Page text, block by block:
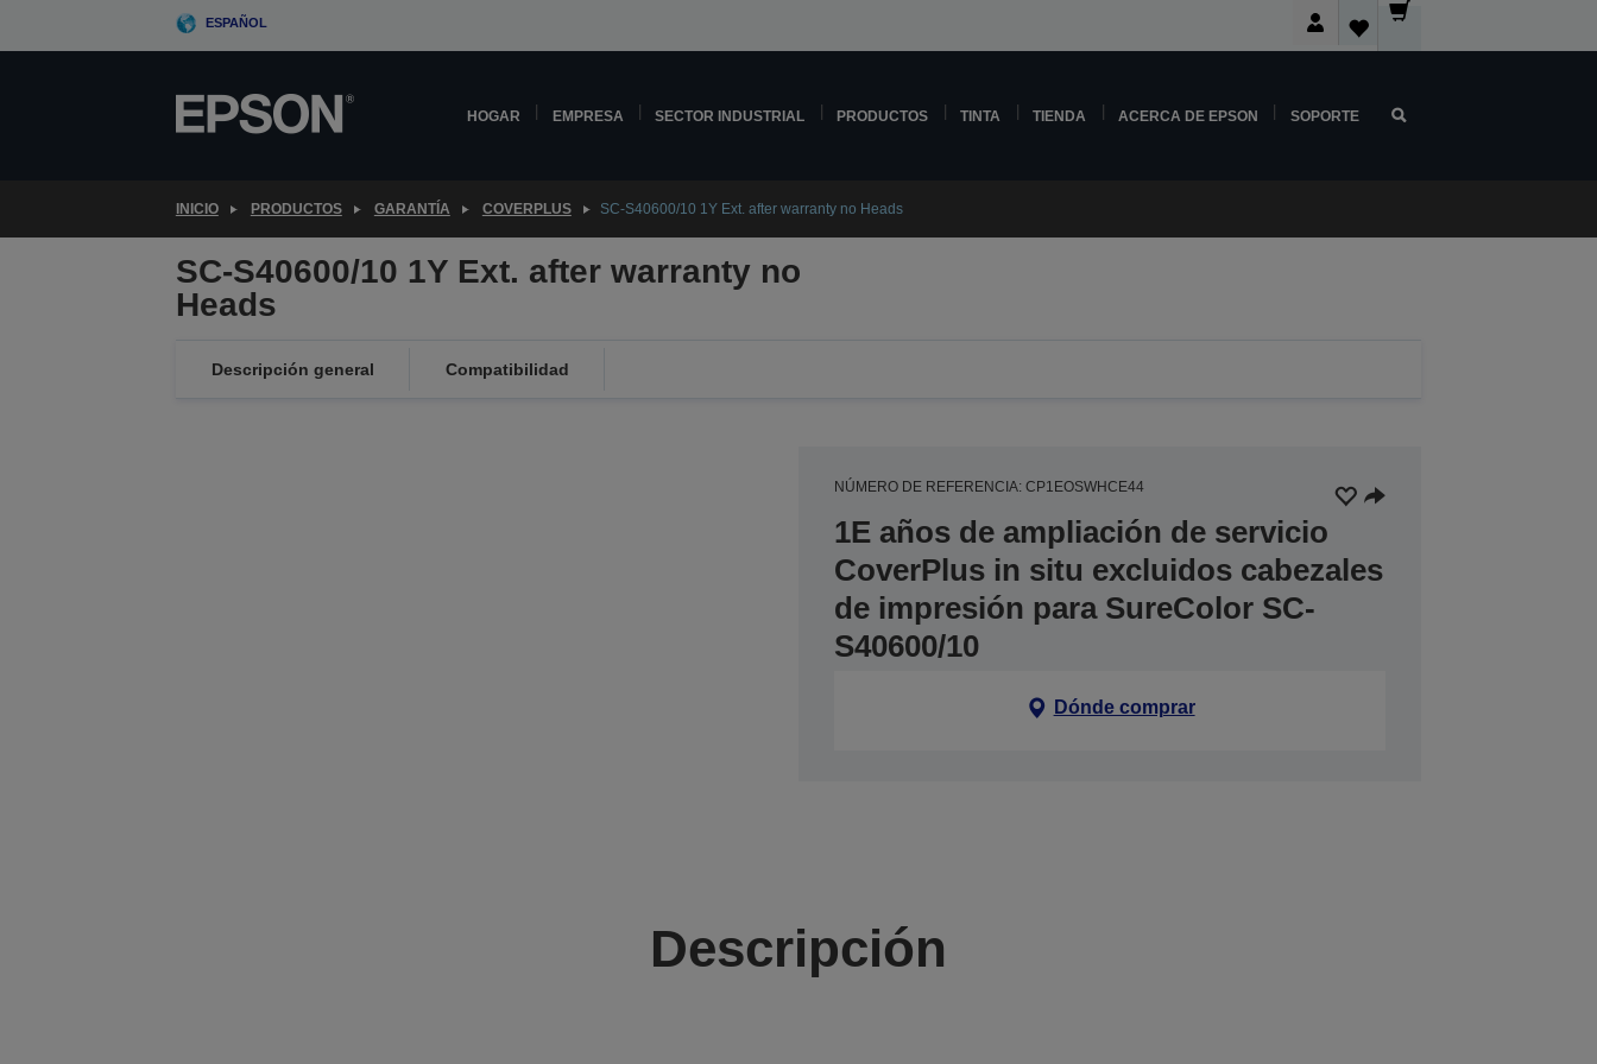
ESPAÑOL
HOGAR EMPRESA SECTOR INDUSTRIAL PRODUCTOS TINTA TIENDA ACERCA DE EPSON SOPORTE
INICIO PRODUCTOS GARANTÍA COVERPLUS SC-S40600/10 1Y Ext. after warranty no Heads
SC-S40600/10 1Y Ext. after warranty no
Heads
Descripción general Compatibilidad
NÚMERO DE REFERENCIA: CP1EOSWHCE44
1E años de ampliación de servicio
CoverPlus in situ excluidos cabezales
de impresión para SureColor SC-
S40600/10
Dónde comprar
Descripción